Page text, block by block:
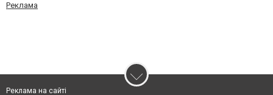
Реклама
Реклама на сайті